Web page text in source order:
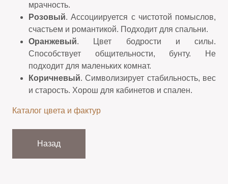
мрачность.
Розовый. Ассоциируется с чистотой помыслов,
счастьем и романтикой. Подходит для спальни.
Оранжевый. Цвет бодрости и силы.
Способствует общительности, бунту. Не
подходит для маленьких комнат.
Коричневый. Символизирует стабильность, вес
и старость. Хорош для кабинетов и спален.
Каталог цвета и фактур
Назад